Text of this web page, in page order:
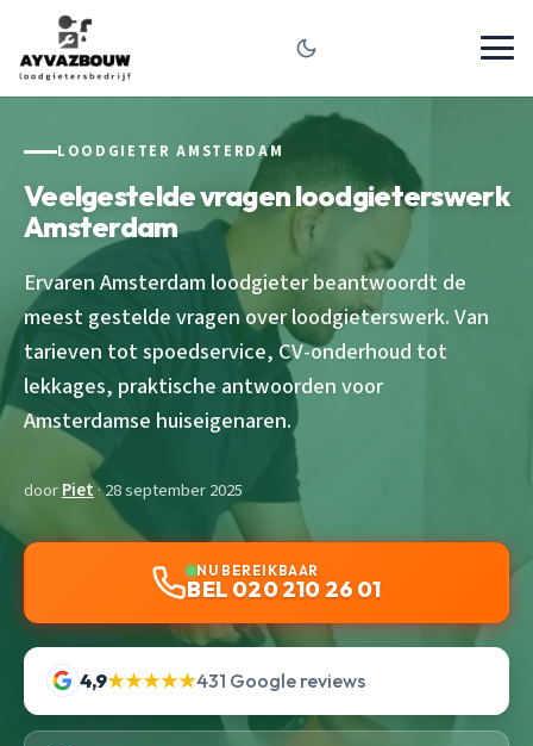
LOODGIETER AMSTERDAM
Veelgestelde vragen loodgieterswerk
Amsterdam
Ervaren Amsterdam loodgieter beantwoordt de
meest gestelde vragen over loodgieterswerk. Van
tarieven tot spoedservice, CV-onderhoud tot
lekkages, praktische antwoorden voor
Amsterdamse huiseigenaren.
doorPiet· 28 september 2025
NU BEREIKBAAR
BEL 020 210 26 01
4,9★★★★★431 Google reviews